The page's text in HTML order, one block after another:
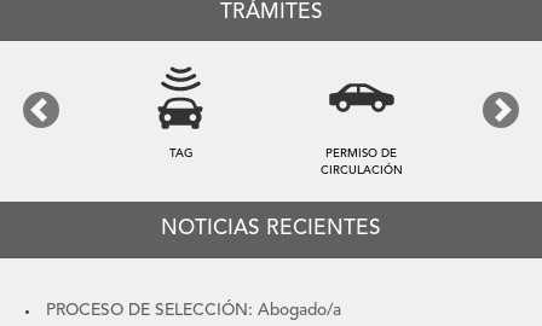
TRÁMITES
TAG
PERMISO DE
CIRCULACIÓN
Previous Next
NOTICIAS RECIENTES
PROCESO DE SELECCIÓN: Abogado/a